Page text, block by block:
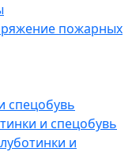
пожарных
спецобувь
и спецобувь
и